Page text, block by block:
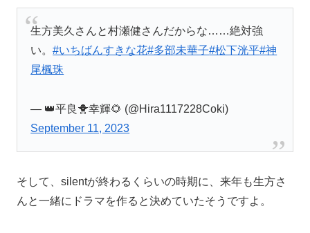
生方美久さんと村瀬健さんだからな……絶対強
い。#いちばんすきな花#多部未華子#松下洸平#神
尾楓珠
— 👑平良🐥幸輝🌻 (@Hira1117228Coki)
September 11, 2023
そして、silentが終わるくらいの時期に、来年も生方さ
んと一緒にドラマを作ると決めていたそうですよ。